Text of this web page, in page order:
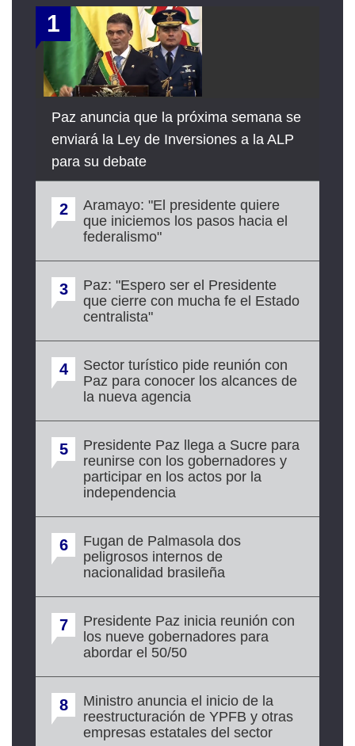
1
Paz anuncia que la próxima semana se
enviará la Ley de Inversiones a la ALP
para su debate
2
Aramayo: "El presidente quiere
que iniciemos los pasos hacia el
federalismo"
3
Paz: "Espero ser el Presidente
que cierre con mucha fe el Estado
centralista"
4
Sector turístico pide reunión con
Paz para conocer los alcances de
la nueva agencia
5
Presidente Paz llega a Sucre para
reunirse con los gobernadores y
participar en los actos por la
independencia
6
Fugan de Palmasola dos
peligrosos internos de
nacionalidad brasileña
7
Presidente Paz inicia reunión con
los nueve gobernadores para
abordar el 50/50
8
Ministro anuncia el inicio de la
reestructuración de YPFB y otras
empresas estatales del sector